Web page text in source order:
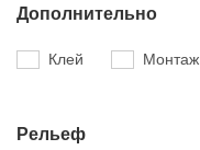
Дополнительно
Клей Монтаж
Рельеф